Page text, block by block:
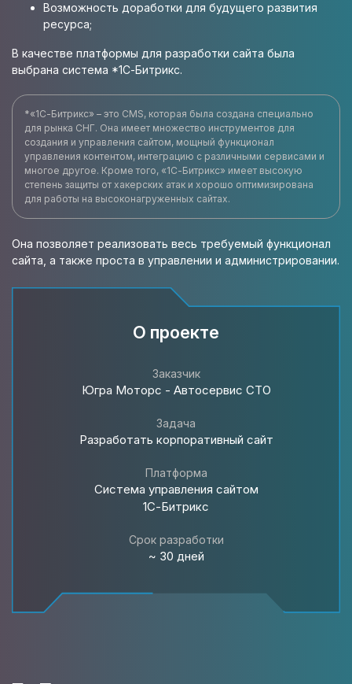
Возможность доработки для будущего развития
ресурса;
В качестве платформы для разработки сайта была
выбрана система *1С-Битрикс.
*«1С-Битрикс» – это CMS, которая была создана специально
для рынка СНГ. Она имеет множество инструментов для
создания и управления сайтом, мощный функционал
управления контентом, интеграцию с различными сервисами и
многое другое. Кроме того, «1С-Битрикс» имеет высокую
степень защиты от хакерских атак и хорошо оптимизирована
для работы на высоконагруженных сайтах.
Она позволяет реализовать весь требуемый функционал
сайта, а также проста в управлении и администрировании.
О проекте
Заказчик
Югра Моторс - Автосервис СТО
Задача
Разработать корпоративный сайт
Платформа
Система управления сайтом
1С-Битрикс
Срок разработки
~ 30 дней